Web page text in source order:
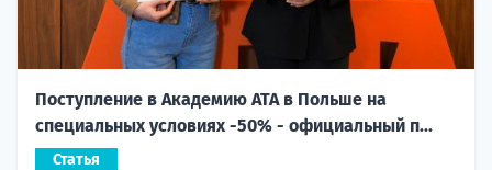
Поступление в Академию ATA в Польше на
специальных условиях -50% - официальный п...
Статья